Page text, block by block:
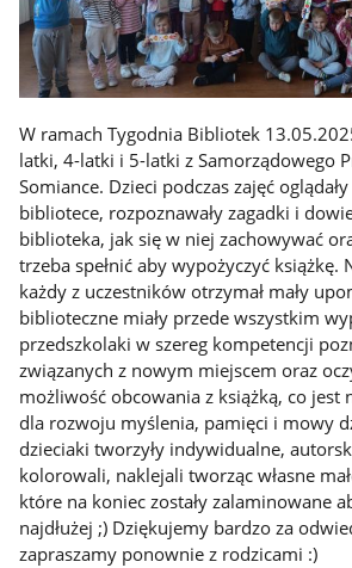
W ramach Tygodnia Bibliotek
latki, 4-latki i 5-latki z Samorządowego
Somiance. Dzieci podczas zajęć
bibliotece, rozpoznawały zagadki i
biblioteka, jak się w niej zachowywać
trzeba spełnić aby wypożyczyć książkę.
każdy z uczestników otrzymał mały
biblioteczne miały przede wszystkim
przedszkolaki w szereg kompetencji
związanych z nowym miejscem oraz
możliwość obcowania z książką, co jest
dla rozwoju myślenia, pamięci i mowy
dzieciaki tworzyły indywidualne,
kolorowali, naklejali tworząc własne
które na koniec zostały zalaminowane
najdłużej ;) Dziękujemy bardzo za
zapraszamy ponownie z rodzicami :)